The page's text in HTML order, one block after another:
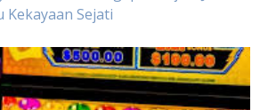
Kekayaan Sejati